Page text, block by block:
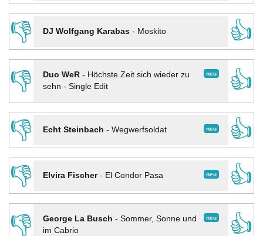
👎
DJ Wolfgang Karabas- Moskito
👍
👎
neu
Duo WeR- Höchste Zeit sich wieder zu
sehn - Single Edit
👍
👎
neu
Echt Steinbach - Wegwerfsoldat
👍
👎
neu
Elvira Fischer- El Condor Pasa
👍
👎
neu
George La Busch - Sommer, Sonne und
im Cabrio
👍